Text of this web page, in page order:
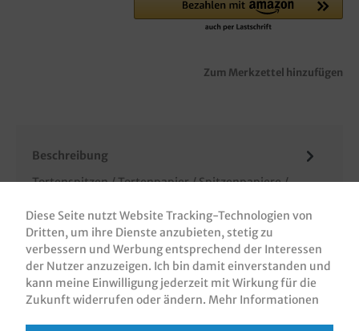
Zum Merkzettel hinzufügen
Beschreibung
Tortenspitzen / Tortenpapier / Spitzenpapiere /
(2000St) im Karton, verschiede…Mehr
Bewertungen
Informationen zur Produktsicherheit
Diese Seite nutzt Website Tracking-Technologien von
Dritten, um ihre Dienste anzubieten, stetig zu
verbessern und Werbung entsprechend der Interessen
der Nutzer anzuzeigen. Ich bin damit einverstanden und
kann meine Einwilligung jederzeit mit Wirkung für die
Zukunft widerrufen oder ändern. Mehr Informationen